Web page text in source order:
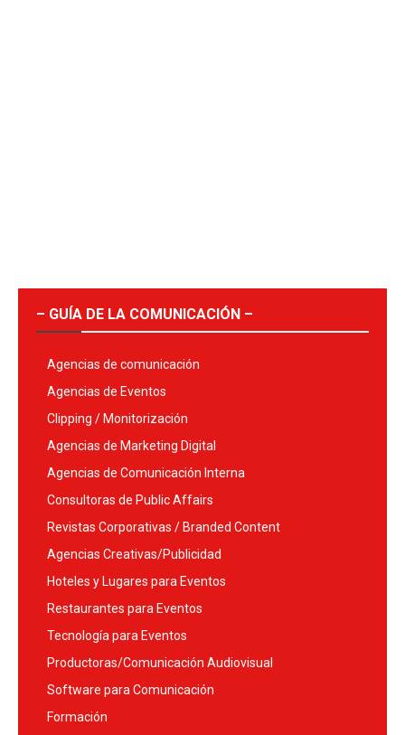
– GUÍA DE LA COMUNICACIÓN –
Agencias de comunicación
Agencias de Eventos
Clipping / Monitorización
Agencias de Marketing Digital
Agencias de Comunicación Interna
Consultoras de Public Affairs
Revistas Corporativas / Branded Content
Agencias Creativas/Publicidad
Hoteles y Lugares para Eventos
Restaurantes para Eventos
Tecnología para Eventos
Productoras/Comunicación Audiovisual
Software para Comunicación
Formación